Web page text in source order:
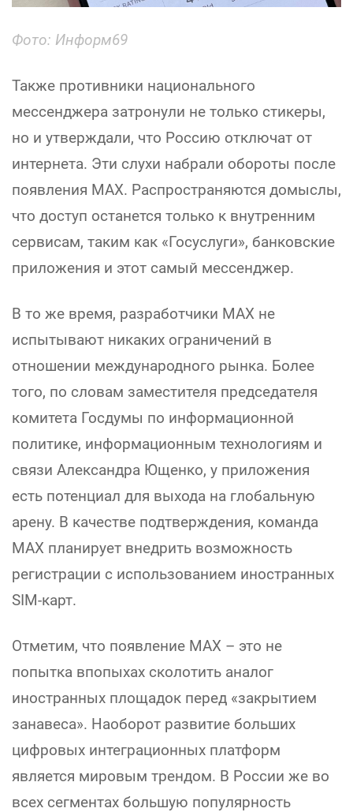
Фото: Информ69
Также противники национального
мессенджера затронули не только стикеры,
но и утверждали, что Россию отключат от
интернета. Эти слухи набрали обороты после
появления MAX. Распространяются домыслы,
что доступ останется только к внутренним
сервисам, таким как «Госуслуги», банковские
приложения и этот самый мессенджер.
В то же время, разработчики MAX не
испытывают никаких ограничений в
отношении международного рынка. Более
того, по словам заместителя председателя
комитета Госдумы по информационной
политике, информационным технологиям и
связи Александра Ющенко, у приложения
есть потенциал для выхода на глобальную
арену. В качестве подтверждения, команда
MAX планирует внедрить возможность
регистрации с использованием иностранных
SIM-карт.
Отметим, что появление MAX – это не
попытка впопыхах сколотить аналог
иностранных площадок перед «закрытием
занавеса». Наоборот развитие больших
цифровых интеграционных платформ
является мировым трендом. В России же во
всех сегментах большую популярность